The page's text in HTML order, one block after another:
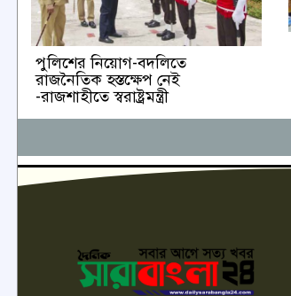
পুলিশের নিয়োগ-বদলিতে
রাজনৈতিক হস্তক্ষেপ নেই
-রাজশাহীতে স্বরাষ্ট্রমন্ত্রী